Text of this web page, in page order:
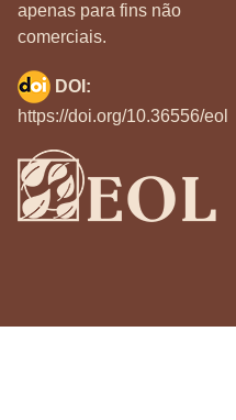
apenas para fins não
comerciais.
DOI:
https://doi.org/10.36556/eol